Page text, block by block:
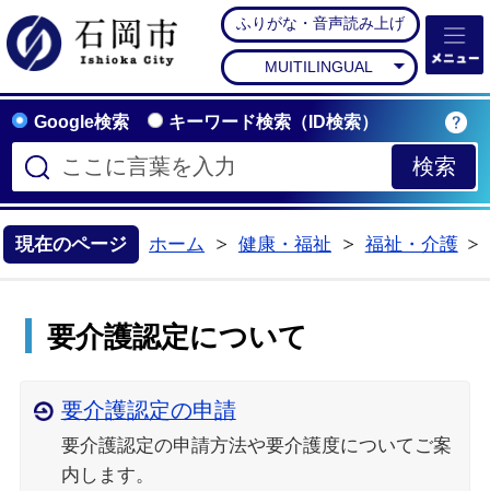
石岡市公式ホームペー
ふりがな・音声読み上げ
MUITILINGUAL
Google検索 キーワード検索（ID検索）
現在のページ ホーム
健康・福祉
福祉・介護
要介護認定について
要介護認定の申請
要介護認定の申請方法や要介護度についてご案
内します。